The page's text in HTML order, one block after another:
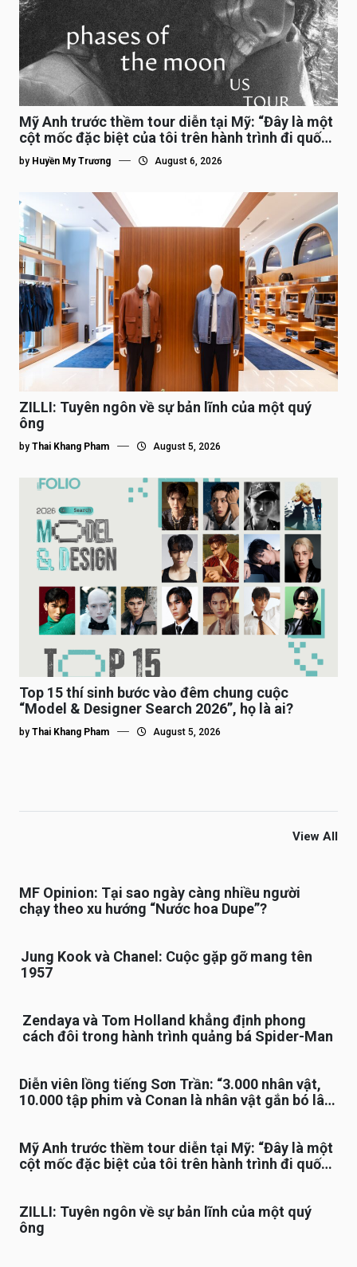
Mỹ Anh trước thềm tour diễn tại Mỹ: “Đây là một
cột mốc đặc biệt của tôi trên hành trình đi quốc
tế”
by Huyền My Trương August 6, 2026
ZILLI: Tuyên ngôn về sự bản lĩnh của một quý
ông
by Thai Khang Pham August 5, 2026
Top 15 thí sinh bước vào đêm chung cuộc
“Model & Designer Search 2026”, họ là ai?
by Thai Khang Pham August 5, 2026
View All
MF Opinion: Tại sao ngày càng nhiều người
chạy theo xu hướng “Nước hoa Dupe”?
Jung Kook và Chanel: Cuộc gặp gỡ mang tên
1957
Zendaya và Tom Holland khẳng định phong
cách đôi trong hành trình quảng bá Spider-Man
Diễn viên lồng tiếng Sơn Trần: “3.000 nhân vật,
10.000 tập phim và Conan là nhân vật gắn bó lâu
Mỹ Anh trước thềm tour diễn tại Mỹ: “Đây là một
cột mốc đặc biệt của tôi trên hành trình đi quốc
ZILLI: Tuyên ngôn về sự bản lĩnh của một quý
ông